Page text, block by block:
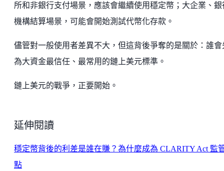
所和非銀行支付場景，應該會繼續使用穩定幣；大企業、銀
機構結算場景，可能會開始測試代幣化存款。
儘管對一般使用者差異不大，但這背後爭奪的是關於：誰會
為大資金最信任、最常用的鏈上美元標準。
鏈上美元的戰爭，正要開始。
延伸閱讀
穩定幣背後的利差是誰在賺？為什麼成為 CLARITY Act 監
點